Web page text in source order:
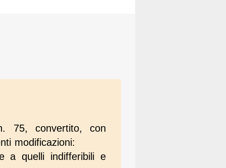
75, convertito, con
modificazioni:
a quelli indifferibili e